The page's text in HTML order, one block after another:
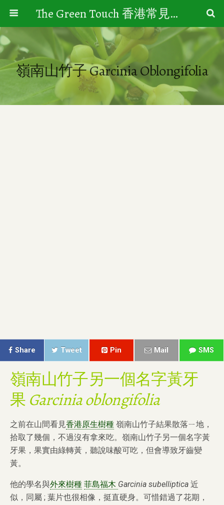
The Green Touch 香港常見樹木園藝生活
嶺南山竹子 Garcinia Oblongifolia
Share Tweet Pin Mail SMS
嶺南山竹子另一個名字黃牙
果 Garcinia oblongifolia
之前在山間看見香港原生樹種 嶺南山竹子結果散落ㄧ地，
拾取了幾個，不過沒有拿來吃。嶺南山竹子另一個名字黃
牙果，果實由綠轉黃，聽說味酸可吃，但會導致牙齒變
黃。
他的學名與外來樹種 菲島福木 Garcinia subelliptica 近
似，同屬 ; 葉片也很相像，挺直硬身。可惜錯過了花期，